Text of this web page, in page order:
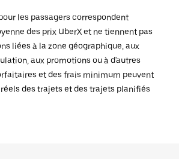
les passagers correspondent
des prix UberX et ne tiennent pas
liées à la zone géographique, aux
aux promotions ou à d'autres
et des frais minimum peuvent
des trajets et des trajets planifiés